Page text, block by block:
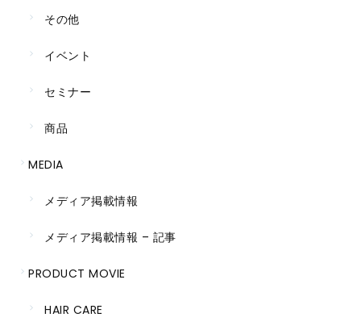
その他
イベント
セミナー
商品
MEDIA
メディア掲載情報
メディア掲載情報 – 記事
PRODUCT MOVIE
HAIR CARE